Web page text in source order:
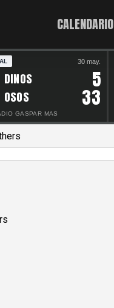
CALENDARIO
30 may.
DINOS 5
OSOS 33
GASPAR MAS